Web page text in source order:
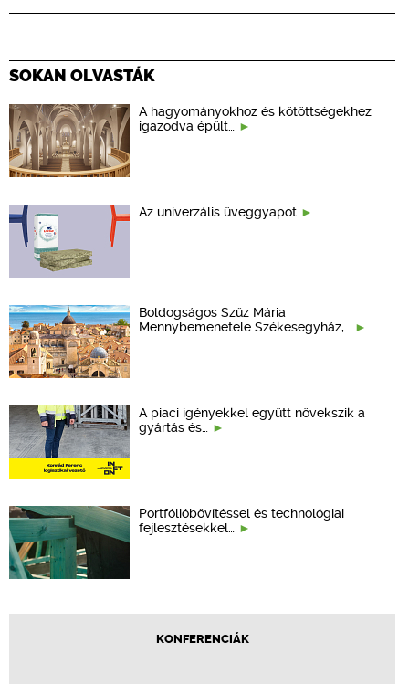
SOKAN OLVASTÁK
A hagyományokhoz és kötöttségekhez
igazodva épült…
Az univerzális üveggyapot
Boldogságos Szűz Mária
Mennybemenetele Székesegyház,…
A piaci igényekkel együtt növekszik a
gyártás és…
Portfólióbővítéssel és technológiai
fejlesztésekkel…
KONFERENCIÁK